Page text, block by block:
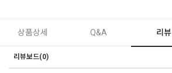
상품상세 Q&A 리뷰
리뷰보드(0)